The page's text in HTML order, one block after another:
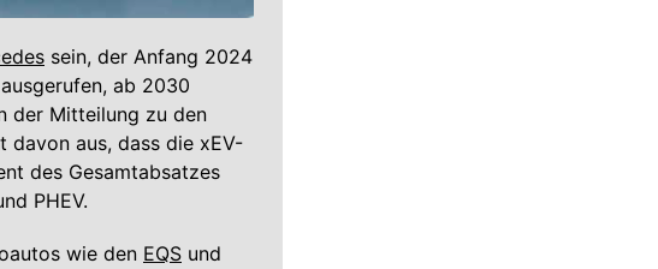
sein, der Anfang 2024
ab 2030
der Mitteilung zu den
davon aus, dass die xEV-
des Gesamtabsatzes
PHEV.
wie den EQS und